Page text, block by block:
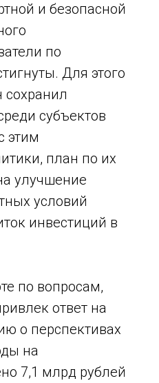
и безопасной
по
Для этого
сохранил
субъектов
этим
план по их
улучшение
условий
инвестиций в
по вопросам,
ответ на
о перспективах
на
7,1 млрд рублей